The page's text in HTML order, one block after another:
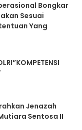
Bongkar
Sesuai
Yang
Jenazah
Sentosa II